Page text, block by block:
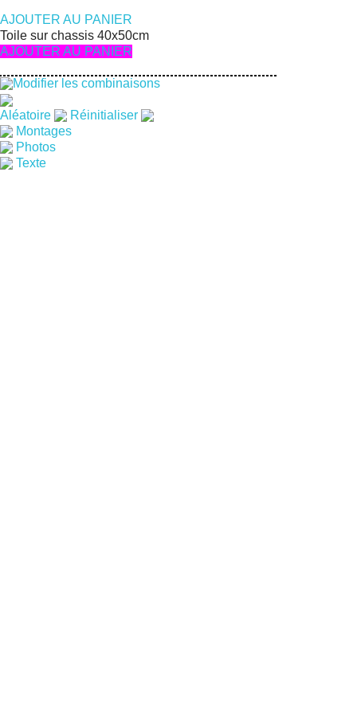
AJOUTER AU PANIER
Toile sur chassis 40x50cm
AJOUTER AU PANIER
Modifier les combinaisons
Aléatoire
Réinitialiser
Montages
Photos
Texte